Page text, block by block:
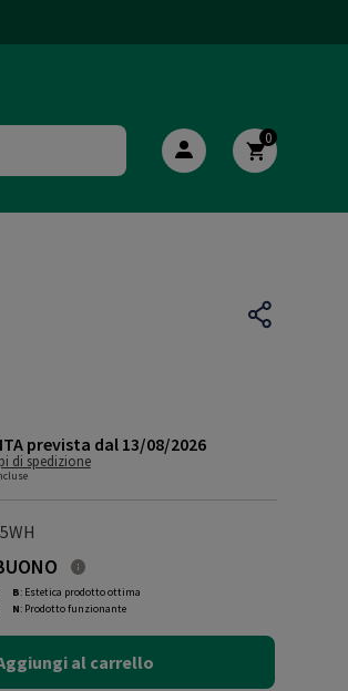
0
prevista dal 13/08/2026
di spedizione
B: Estetica prodotto ottima
N: Prodotto funzionante
al carrello